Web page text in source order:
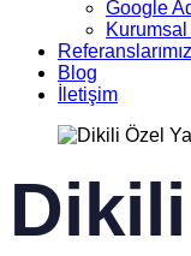
Google
Referanslarımız
Blog
İletişim